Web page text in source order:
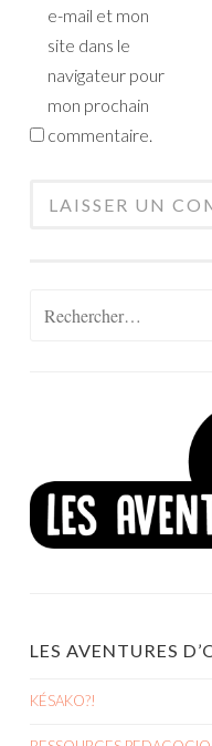
e-mail et mon
site dans le
navigateur pour
mon prochain
commentaire.
LES AVENTURES
KÉSAKO?!